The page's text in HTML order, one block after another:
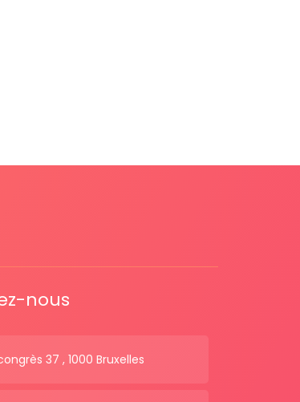
nous
37 , 1000 Bruxelles